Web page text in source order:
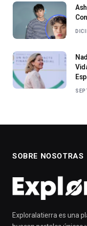
SOBRE NOSOTRAS
Exploralatierra es una